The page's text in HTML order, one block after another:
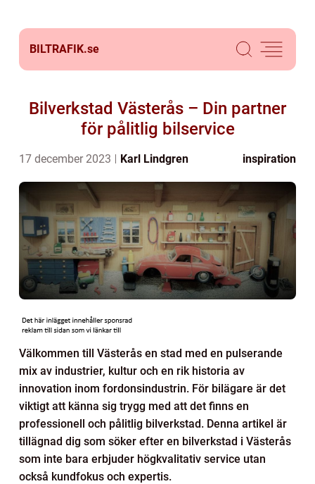
BILTRAFIK.se
Bilverkstad Västerås – Din partner
för pålitlig bilservice
17 december 2023 Karl Lindgren inspiration
Välkommen till Västerås en stad med en pulserande
mix av industrier, kultur och en rik historia av
innovation inom fordonsindustrin. För bilägare är det
viktigt att känna sig trygg med att det finns en
professionell och pålitlig bilverkstad. Denna artikel är
tillägnad dig som söker efter en bilverkstad i Västerås
som inte bara erbjuder högkvalitativ service utan
också kundfokus och expertis.